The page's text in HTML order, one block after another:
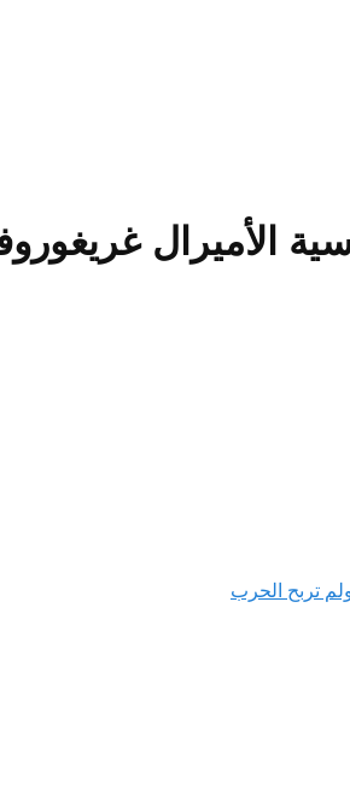
الأميرال